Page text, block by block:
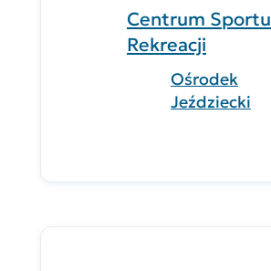
Centrum
Rekreacji
Ośrodek
Jeździecki